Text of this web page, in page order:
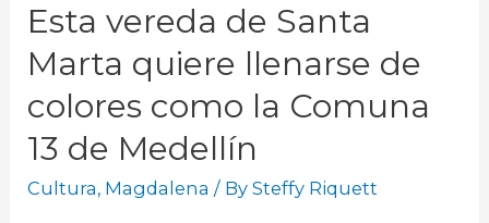
Esta vereda de Santa
Marta quiere llenarse de
colores como la Comuna
13 de Medellín
Cultura, Magdalena / BySteffy Riquett